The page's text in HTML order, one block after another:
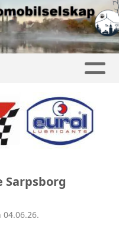
Sarpsborg